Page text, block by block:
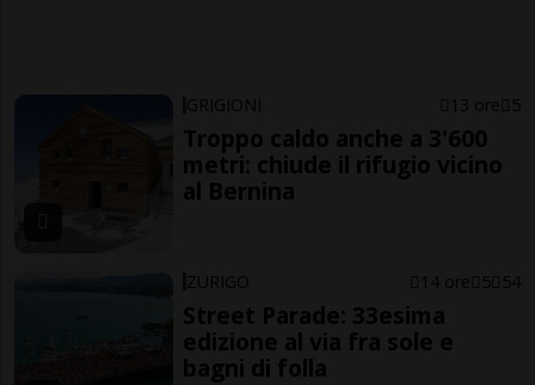
GRIGIONI 13 ore 5
Troppo caldo anche a 3'600
metri: chiude il rifugio vicino
al Bernina
ZURIGO 14 ore 5 54
Street Parade: 33esima
edizione al via fra sole e
bagni di folla